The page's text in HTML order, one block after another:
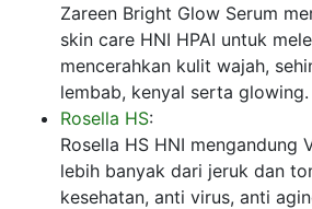
Zareen Bright Glow Serum
skin care HNI HPAI untuk
mencerahkan kulit wajah,
lembab, kenyal serta glowing.
Rosella HS:
Rosella HS HNI mengandung
lebih banyak dari jeruk dan
kesehatan, anti virus, anti